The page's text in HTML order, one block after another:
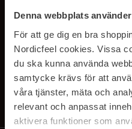
Denna webbplats
För att ge dig en bra
Nordicfeel cookies. Vissa
du ska kunna använda
samtycke krävs för att
våra tjänster, mäta och
relevant och anpassat
aktivera funktioner som
SUBSCRIBE TO
NEWSLETTER
E-mail
Ved at abonnere accepterer du